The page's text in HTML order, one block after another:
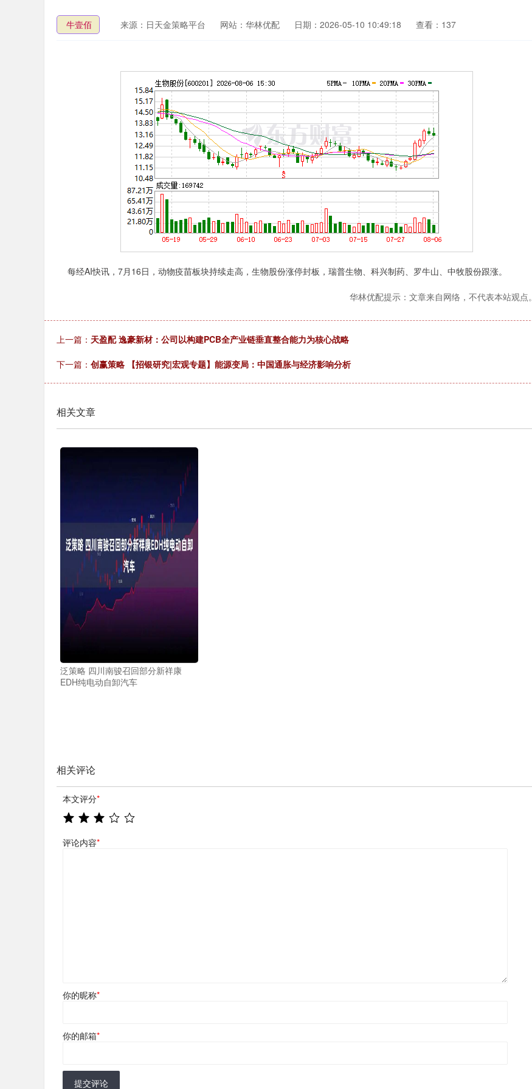
牛壹佰 来源：日天金策略平台 网站：华林优配 日期：2026-05-10 10:49:18 查看：137
每经AI快讯，7月16日，动物疫苗板块持续走高，生物股份涨停封板，瑞普生物、科兴制药、罗牛山、中牧股份跟涨。
华林优配提示：文章来自网络，不代表本站观点。
上一篇： 天盈配 逸豪新材：公司以构建PCB全产业链垂直整合能力为核心战略
下一篇： 创赢策略 【招银研究|宏观专题】能源变局：中国通胀与经济影响分析
相关文章
泛策略 四川南骏召回部分新祥康
EDH纯电动自卸汽车
相关评论
本文评分*
评论内容*
你的昵称*
你的邮箱*
提交评论